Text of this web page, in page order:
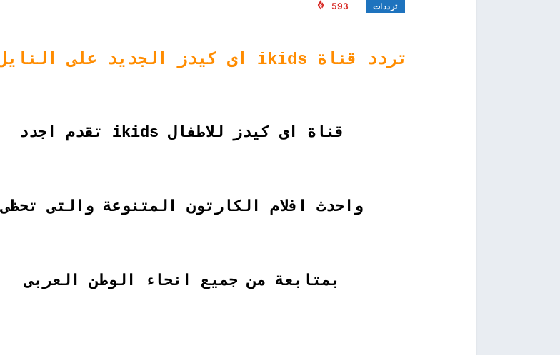
ترددات 593
تردد قناة ikids اى كيدز الجديد على النايل سات
قناة اى كيدز للاطفال ikids تقدم اجدد
واحدث افلام الكارتون المتنوعة والتى تحظى
بمتابعة من جميع انحاء الوطن العربى